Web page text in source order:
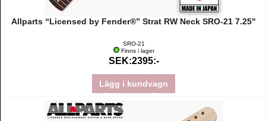
Allparts “Licensed by Fender®” Strat RW Neck SRO-21 7.25"
SRO-21
Finns i lager
SEK:2395:-
Lägg i kundvagn